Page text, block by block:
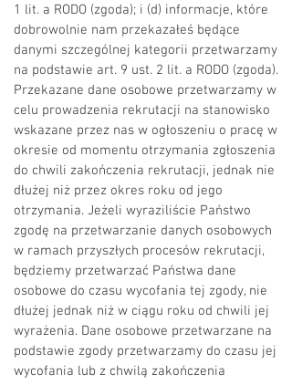
1 lit. a RODO (zgoda); i (d) informacje, które
dobrowolnie nam przekazałeś będące
danymi szczególnej kategorii przetwarzamy
na podstawie art. 9 ust. 2 lit. a RODO (zgoda).
Przekazane dane osobowe przetwarzamy w
celu prowadzenia rekrutacji na stanowisko
wskazane przez nas w ogłoszeniu o pracę w
okresie od momentu otrzymania zgłoszenia
do chwili zakończenia rekrutacji, jednak nie
dłużej niż przez okres roku od jego
otrzymania. Jeżeli wyraziliście Państwo
zgodę na przetwarzanie danych osobowych
w ramach przyszłych procesów rekrutacji,
będziemy przetwarzać Państwa dane
osobowe do czasu wycofania tej zgody, nie
dłużej jednak niż w ciągu roku od chwili jej
wyrażenia. Dane osobowe przetwarzane na
podstawie zgody przetwarzamy do czasu jej
wycofania lub z chwilą zakończenia